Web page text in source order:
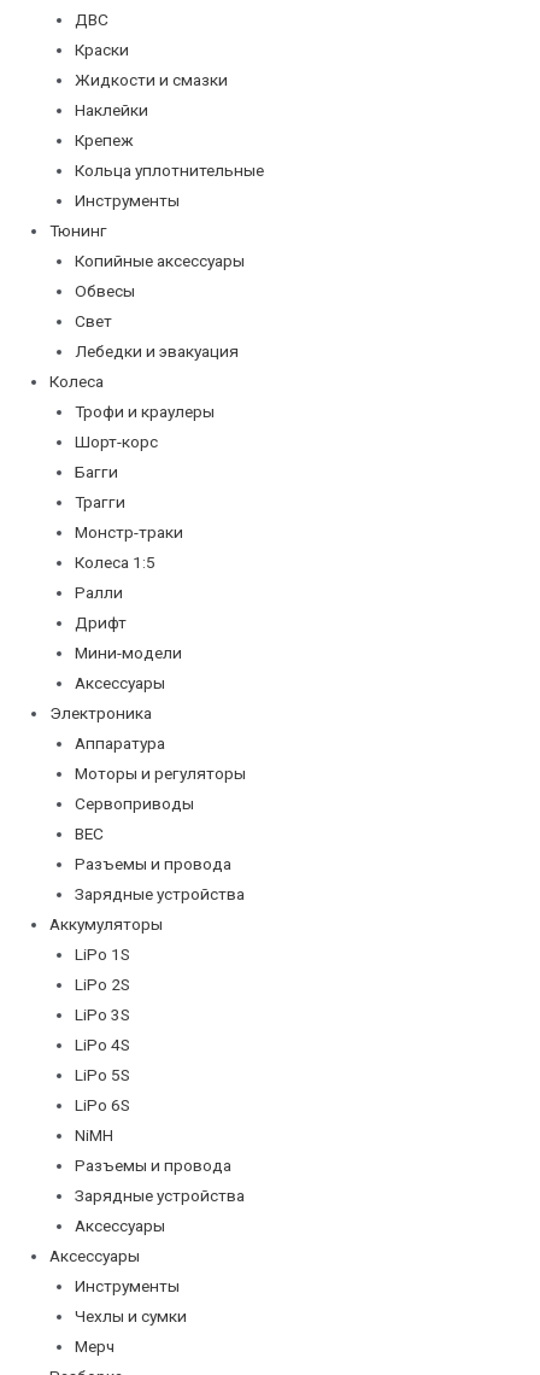
ДВС
Краски
Жидкости и смазки
Наклейки
Крепеж
Кольца уплотнительные
Инструменты
Тюнинг
Копийные аксессуары
Обвесы
Свет
Лебедки и эвакуация
Колеса
Трофи и краулеры
Шорт-корс
Багги
Трагги
Монстр-траки
Колеса 1:5
Ралли
Дрифт
Мини-модели
Аксессуары
Электроника
Аппаратура
Моторы и регуляторы
Сервоприводы
BEC
Разъемы и провода
Зарядные устройства
Аккумуляторы
LiPo 1S
LiPo 2S
LiPo 3S
LiPo 4S
LiPo 5S
LiPo 6S
NiMH
Разъемы и провода
Зарядные устройства
Аксессуары
Аксессуары
Инструменты
Чехлы и сумки
Мерч